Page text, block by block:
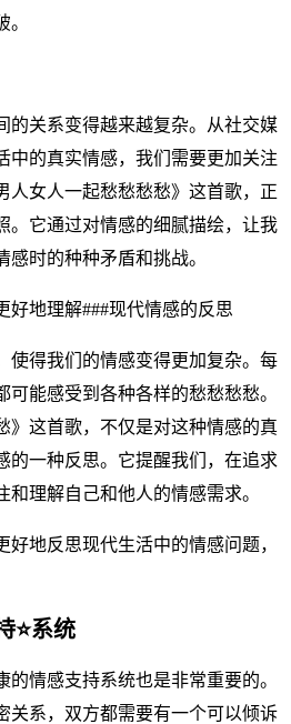
的关系变得越来越复杂。从社交媒
中的真实情感，我们需要更加关注
人女人一起愁愁愁愁》这首歌，正
。它通过对情感的细腻描绘，让我
时的种种矛盾和挑战。
好地理解###现代情感的反思
使得我们的情感变得更加复杂。每
能感受到各种各样的愁愁愁愁。
》这首歌，不仅是对这种情感的真
的一种反思。它提醒我们，在追求
理解自己和他人的情感需求。
地反思现代生活中的情感问题，
⭐系统
情感支持系统也是非常重要的。
关系，双方都需要有一个可以倾诉